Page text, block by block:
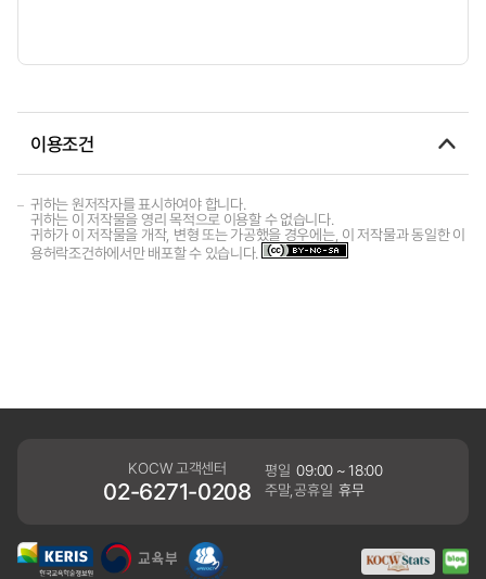
이용조건
귀하는 원저작자를 표시하여야 합니다.
귀하는 이 저작물을 영리 목적으로 이용할 수 없습니다.
귀하가 이 저작물을 개작, 변형 또는 가공했을 경우에는, 이 저작물과 동일한 이
용허락조건하에서만 배포할 수 있습니다.
KOCW 고객센터
02-6271-0208
평일 09:00 ~ 18:00
주말,공휴일 휴무